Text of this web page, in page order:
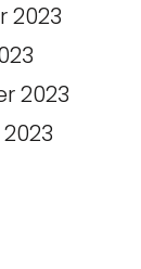
2023
2023